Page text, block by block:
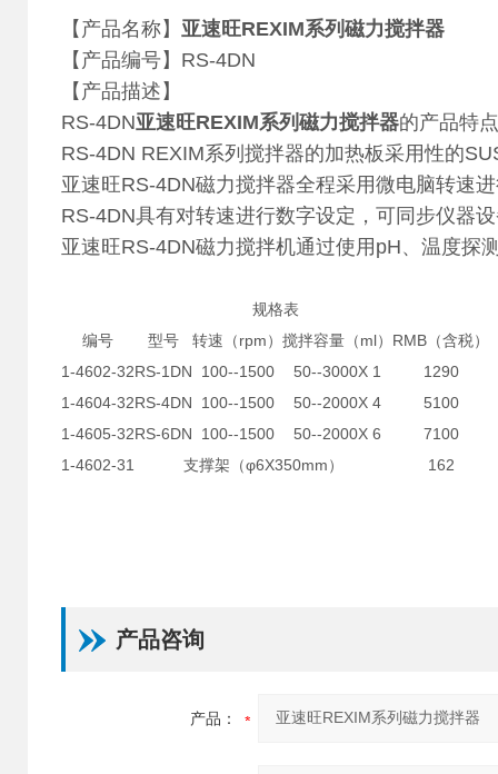
【产品名称】 亚速旺REXIM系列磁力搅拌器
【产品编号】RS-4DN
【产品描述】
RS-4DN亚速旺REXIM系列磁力搅拌器的产品特
RS-4DN REXIM系列搅拌器的加热板采用性的
亚速旺RS-4DN磁力搅拌器全程采用微电脑转速
RS-4DN具有对转速进行数字设定，可同步仪器
亚速旺RS-4DN磁力搅拌机通过使用pH、温度探
规格表
编号
型号 转速（rpm） 搅拌容量（ml） RMB（含税）
1-4602-32RS-1DN 100--1500 50--3000X 1
1290
1-4604-32RS-4DN 100--1500 50--2000X 4
5100
1-4605-32RS-6DN 100--1500 50--2000X 6
7100
1-4602-31
支撑架（φ6X350mm） 162
产品咨询
产品：